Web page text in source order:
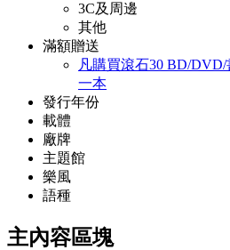
3C及周邊
其他
滿額贈送
凡購買滾石30 BD/
一本
發行年份
載體
廠牌
主題館
樂風
語種
主內容區塊